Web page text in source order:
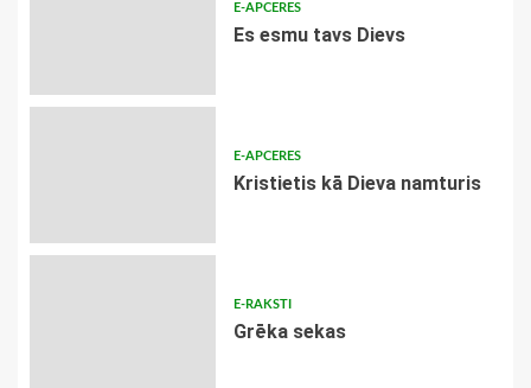
E-APCERES
Es esmu tavs Dievs
E-APCERES
Kristietis kā Dieva namturis
E-RAKSTI
Grēka sekas